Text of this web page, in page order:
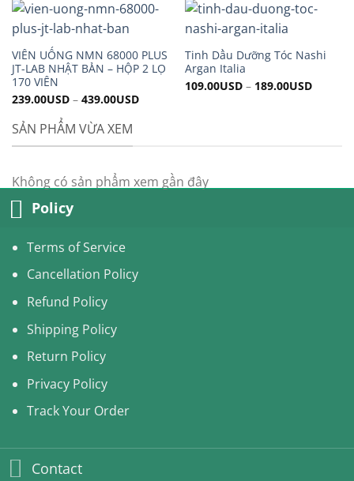
90.00USD.85.99USD.
VIÊN UỐNG NMN 68000 PLUS
JT-LAB NHẬT BẢN – HỘP 2 LỌ
170 VIÊN
239.00USD– 439.00USD
Tinh Dầu Dưỡng Tóc Nashi
Argan Italia
109.00USD– 189.00USD
SẢN PHẨM VỪA XEM
Không có sản phẩm xem gần đây
Policy
Terms of Service
Cancellation Policy
Refund Policy
Shipping Policy
Return Policy
Privacy Policy
Track Your Order
Contact